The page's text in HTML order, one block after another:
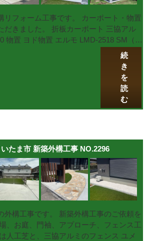
リフォーム工事です。 カーポート・物置
だきました。 折板カーポート 三協アル
物置 ヨド物置 エルモ LMD-2518 SM（…
続
き
を
読
む
たま市 新築外構工事 NO.2296
外構工事です。 新築外構工事のご依頼を
、お庭、門袖、アプローチ、フェンス工
人工芝と、三協アルミのフェンス ユメ